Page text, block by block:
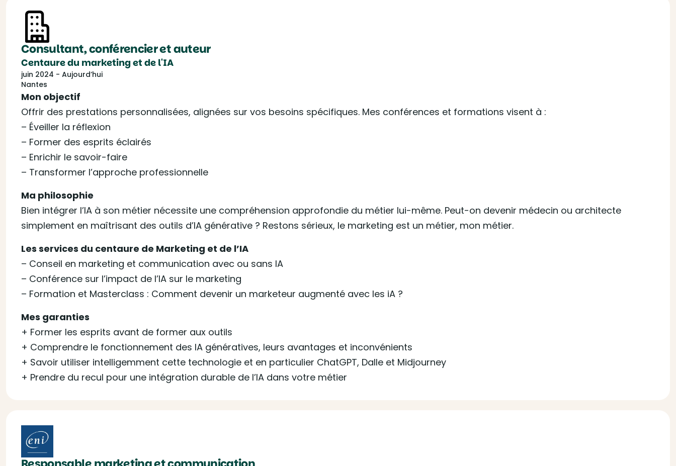
Consultant, conférencier et auteur
Centaure du marketing et de l'IA
juin 2024 - Aujourd’hui
Nantes
​Mon objectif
Offrir des prestations personnalisées, alignées sur vos besoins spécifiques. Mes conférences et formations visent à :
– Éveiller la réflexion
– Former des esprits éclairés
– Enrichir le savoir-faire
– Transformer l’approche professionnelle
​Ma philosophie
Bien intégrer l’IA à son métier nécessite une compréhension approfondie du métier lui-même. Peut-on devenir médecin ou architecte
simplement en maîtrisant des outils d’IA générative ? Restons sérieux, le marketing est un métier, mon métier.
Les services du centaure de Marketing et de l’IA
– Conseil en marketing et communication avec ou sans IA
– Conférence sur l’impact de l’IA sur le marketing
– Formation et Masterclass : Comment devenir un marketeur augmenté avec les iA ?
Mes garanties
+ Former les esprits avant de former aux outils
+ Comprendre le fonctionnement des IA génératives, leurs avantages et inconvénients
+ Savoir utiliser intelligemment cette technologie et en particulier ChatGPT, Dalle et Midjourney
+ Prendre du recul pour une intégration durable de l’IA dans votre métier